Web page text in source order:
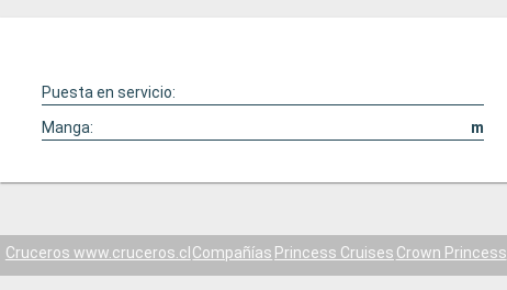
Puesta en servicio:
Manga:
m
Cruceros www.cruceros.cl Compañías Princess Cruises Crown Princess